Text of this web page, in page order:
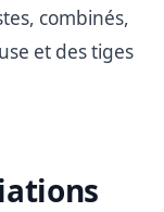
combinés,
et des tiges